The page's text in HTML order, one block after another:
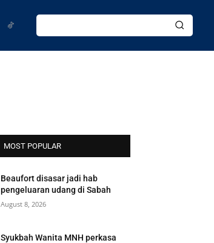
MOST POPULAR
Beaufort disasar jadi hab
pengeluaran udang di Sabah
August 8, 2026
Syukbah Wanita MNH perkasa